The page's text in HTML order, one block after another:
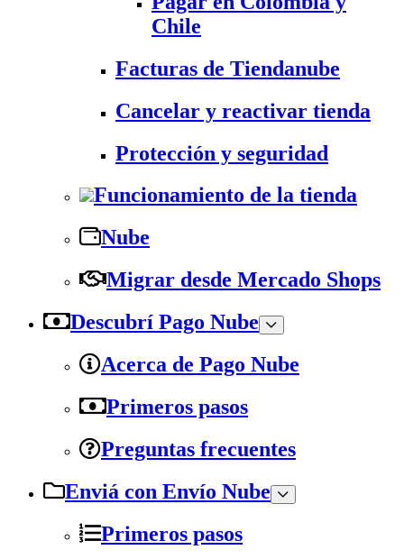
Chile
Facturas de Tiendanube
Cancelar y reactivar tienda
Protección y seguridad
Funcionamiento de la tienda
Nube
Migrar desde Mercado Shops
Descubrí Pago Nube
Acerca de Pago Nube
Primeros pasos
Preguntas frecuentes
Enviá con Envío Nube
Primeros pasos